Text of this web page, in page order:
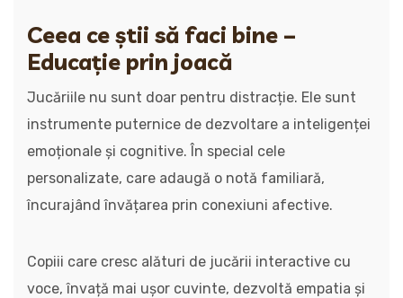
Ceea ce știi să faci bine –
Educație prin joacă
Jucăriile nu sunt doar pentru distracție. Ele sunt
instrumente puternice de dezvoltare a inteligenței
emoționale și cognitive. În special cele
personalizate, care adaugă o notă familiară,
încurajând învățarea prin conexiuni afective.
Copiii care cresc alături de jucării interactive cu
voce, învață mai ușor cuvinte, dezvoltă empatia și